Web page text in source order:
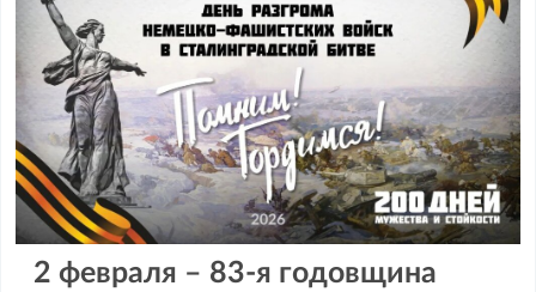
2 февраля – 83-я годовщина